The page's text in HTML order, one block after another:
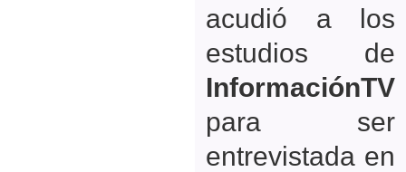
acudió a los
estudios de
InformaciónTV
para ser
entrevistada en